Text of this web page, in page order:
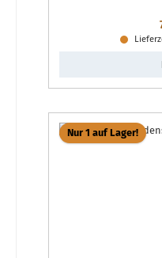
Nur 1 auf Lager!